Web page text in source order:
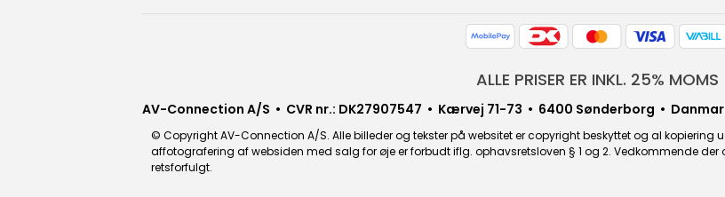
ALLE PRISER ER INKL. 25% MOMS
AV-Connection A/S • CVR nr.: DK27907547 • Kærvej 71-73 • 6400 Sønderborg •
© Copyright AV-Connection A/S. Alle billeder og tekster på websitet er copyright beskyttet og al
affotografering af websiden med salg for øje er forbudt iflg. ophavsretsloven § 1 og 2. Vedkommende
retsforfulgt.